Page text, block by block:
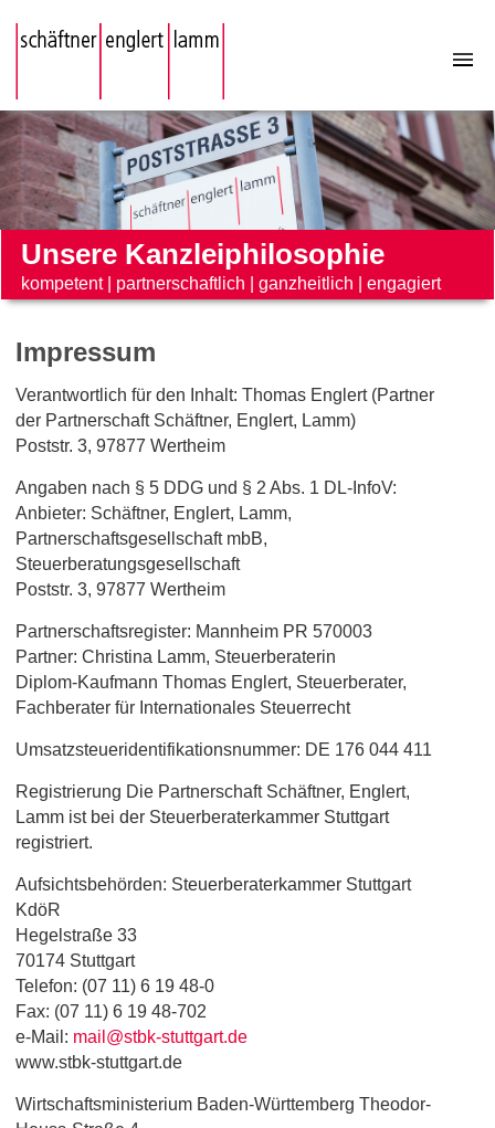
Unsere Kanzleiphilosophie
kompetent partnerschaftlich |ganzheitlich |engagiert
Impressum
Verantwortlich für den Inhalt: Thomas Englert (Partner
der Partnerschaft Schäftner, Englert, Lamm)
Poststr. 3, 97877 Wertheim
Angaben nach § 5 DDG und § 2 Abs. 1 DL-InfoV:
Anbieter: Schäftner, Englert, Lamm,
Partnerschaftsgesellschaft mbB,
Steuerberatungsgesellschaft
Poststr. 3, 97877 Wertheim
Partnerschaftsregister: Mannheim PR 570003
Partner: Christina Lamm, Steuerberaterin
Diplom-Kaufmann Thomas Englert, Steuerberater,
Fachberater für Internationales Steuerrecht
Umsatzsteueridentifikationsnummer: DE 176 044 411
Registrierung Die Partnerschaft Schäftner, Englert,
Lamm ist bei der Steuerberaterkammer Stuttgart
registriert.
Aufsichtsbehörden: Steuerberaterkammer Stuttgart
KdöR
Hegelstraße 33
70174 Stuttgart
Telefon: (07 11) 6 19 48-0
Fax: (07 11) 6 19 48-702
e-Mail: mail@stbk-stuttgart.de
www.stbk-stuttgart.de
Wirtschaftsministerium Baden-Württemberg Theodor-